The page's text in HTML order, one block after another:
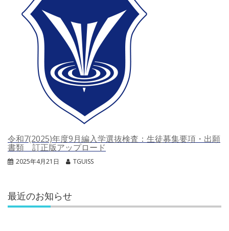
令和7(2025)年度9月編入学選抜検査：生徒募集要項・出願
書類 訂正版アップロード
2025年4月21日 TGUISS
最近のお知らせ